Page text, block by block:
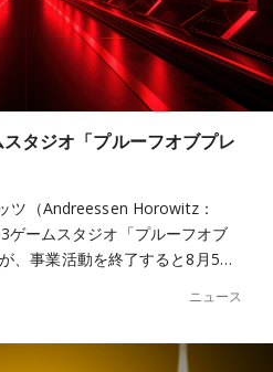
タジオ「プルーフオブプレ
ツ（Andreessen Horowitz：
ゲームスタジオ「プルーフオブ
、事業活動を終了すると8月5…
ニュース